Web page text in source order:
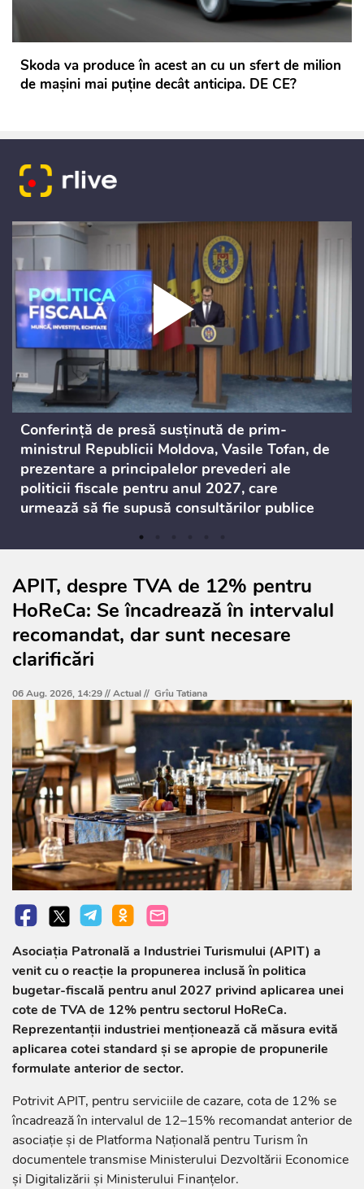
Skoda va produce în acest an cu un sfert de milion
de maşini mai puţine decât anticipa. DE CE?
Conferință de presă susținută de prim-
ministrul Republicii Moldova, Vasile Tofan, de
prezentare a principalelor prevederi ale
politicii fiscale pentru anul 2027, care
urmează să fie supusă consultărilor publice
APIT, despre TVA de 12% pentru
HoReCa: Se încadrează în intervalul
recomandat, dar sunt necesare
clarificări
06 Aug. 2026, 14:29 //Actual// Grîu Tatiana
Asociația Patronală a Industriei Turismului (APIT) a
venit cu o reacție la propunerea inclusă în politica
bugetar-fiscală pentru anul 2027 privind aplicarea unei
cote de TVA de 12% pentru sectorul HoReCa.
Reprezentanții industriei menționează că măsura evită
aplicarea cotei standard și se apropie de propunerile
formulate anterior de sector.
Potrivit APIT, pentru serviciile de cazare, cota de 12% se
încadrează în intervalul de 12–15% recomandat anterior de
asociație și de Platforma Națională pentru Turism în
documentele transmise Ministerului Dezvoltării Economice
și Digitalizării și Ministerului Finanțelor.